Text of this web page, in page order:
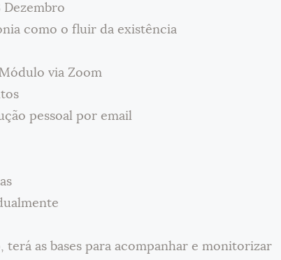
Dezembro
como o fluir da existência
via Zoom
pessoal por email
as bases para acompanhar e monitorizar